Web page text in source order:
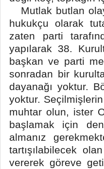
Mutlak butlan
hukukçu olarak
zaten parti
yapılarak 38.
başkan ve parti
sonradan bir
dayanağı yoktur.
yoktur.
muhtar olun, ister
başlamak için
almanız
tartışılabilecek
vererek göreve